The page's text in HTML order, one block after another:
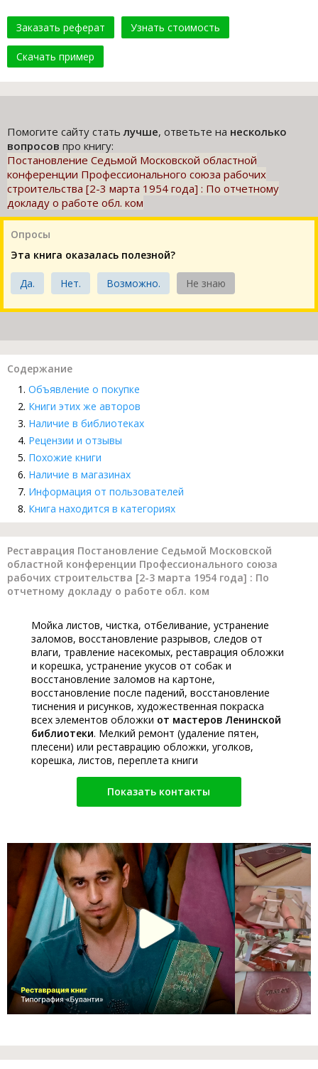
Заказать реферат Узнать стоимость
Скачать пример
Помогите сайту статьлучше, ответьте на несколько
вопросов про книгу:
Постановление Седьмой Московской областной
конференции Профессионального союза рабочих
строительства [2-3 марта 1954 года] : По отчетному
докладу о работе обл. ком
Опросы
Эта книга оказалась полезной?
Да. Нет. Возможно. Не знаю
Содержание
Объявление о покупке
Книги этих же авторов
Наличие в библиотеках
Рецензии и отзывы
Похожие книги
Наличие в магазинах
Информация от пользователей
Книга находится в категориях
Реставрация Постановление Седьмой Московской
областной конференции Профессионального союза
рабочих строительства [2-3 марта 1954 года] : По
отчетному докладу о работе обл. ком
Мойка листов, чистка, отбеливание, устранение
заломов, восстановление разрывов, следов от
влаги, травление насекомых, реставрация обложки
и корешка, устранение укусов от собак и
восстановление заломов на картоне,
восстановление после падений, восстановление
тиснения и рисунков, художественная покраска
всех элементов обложки от мастеров Ленинской
библиотеки. Мелкий ремонт (удаление пятен,
плесени) или реставрацию обложки, уголков,
корешка, листов, переплета книги
Показать контакты